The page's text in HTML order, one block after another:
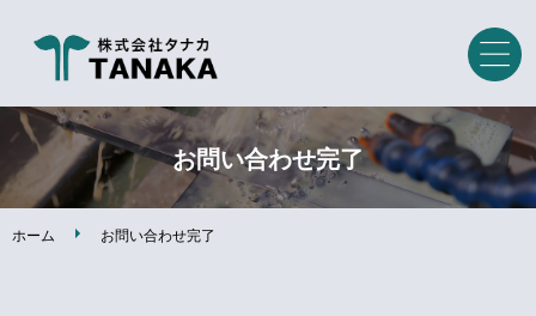
ホーム
事業内容
お問い合わせ完了
ホーム お問い合わせ完了